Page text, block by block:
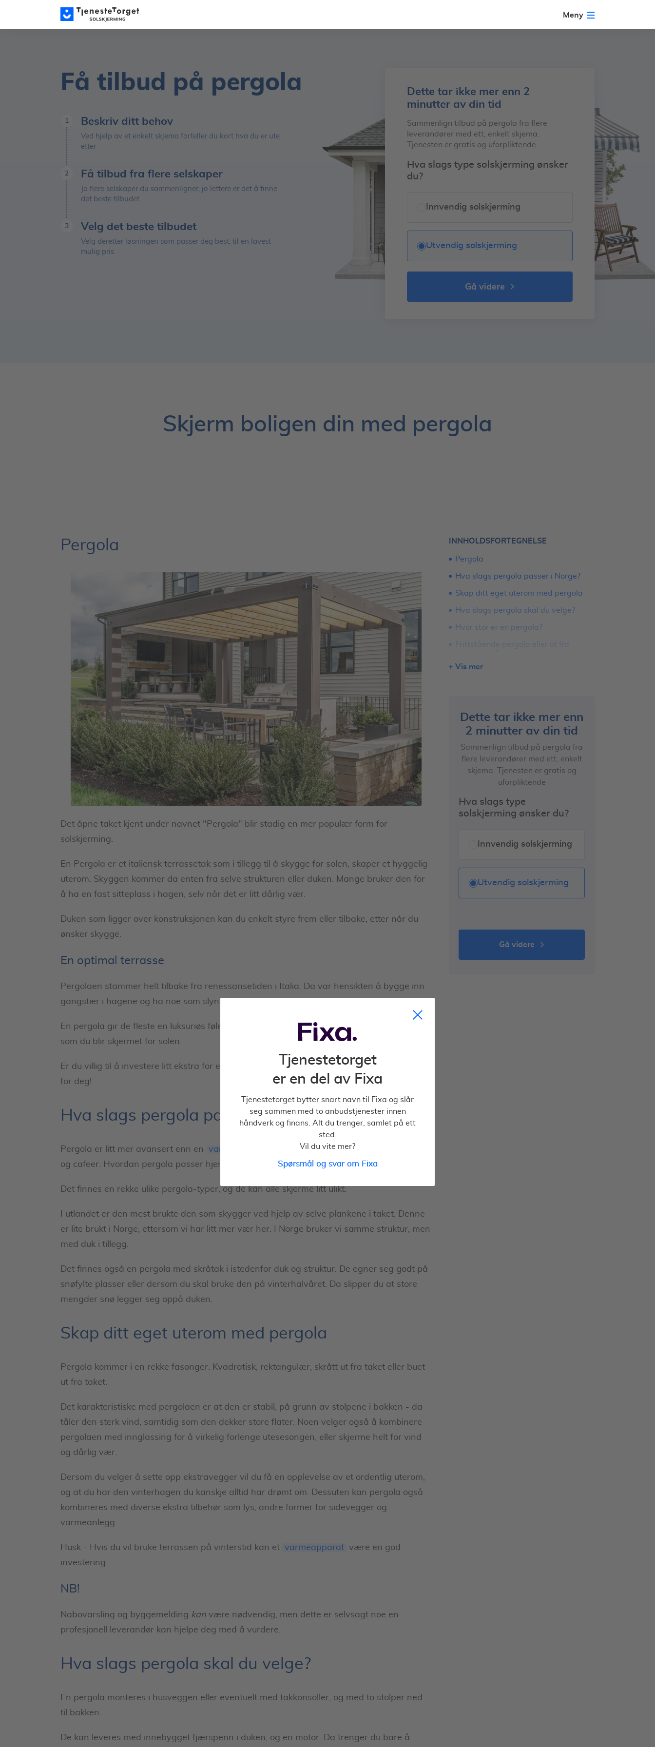
Meny
Få tilbud på pergola
1 Beskriv ditt behov
Ved hjelp av et enkelt skjema forteller du kort hva du er ute
etter
2 Få tilbud fra flere selskaper
Jo flere selskaper du sammenligner, jo lettere er det å finne
det beste tilbudet
3 Velg det beste tilbudet
Velg deretter løsningen som passer deg best, til en lavest
mulig pris
Dette tar ikke mer enn 2
minutter av din tid
Sammenlign tilbud på pergola fra flere
leverandører med ett, enkelt skjema.
Tjenesten er gratis og uforpliktende
Hva slags type solskjerming ønsker
du?
Innvendig solskjerming
Utvendig solskjerming
gå videre
Skjerm boligen din med pergola
Pergola
Det åpne taket kjent under navnet "Pergola" blir stadig en mer populær form for
solskjerming.
En Pergola er et italiensk terrassetak som i tillegg til å skygge for solen, skaper et hyggelig
uterom. Skyggen kommer da enten fra selve strukturen eller duken. Mange bruker den for
å ha en fast sitteplass i hagen, selv når det er litt dårlig vær.
Duken som ligger over konstruksjonen kan du enkelt styre frem eller tilbake, etter når du
ønsker skygge.
En optimal terrasse
Pergolaen stammer helt tilbake fra renessansetiden i Italia. Da var hensikten å bygge inn
gangstier i hagene og ha noe som slyngplanter kunne feste seg til.
En pergola gir de fleste en luksuriøs følelse, og frihetsfølelse - siden du kan se ut samtidig
som du blir skjermet for solen.
Er du villig til å investere litt ekstra for en optimal terrasse og hage? Da er en pergola noe
for deg!
Hva slags pergola passer i Norge?
Pergola er litt mer avansert enn en vanlig markise
, og er mye brukt ute på restauranter
og cafeer. Hvordan pergola passer hjemme?
Det finnes en rekke ulike pergola-typer, og de kan alle skjerme litt ulikt.
I utlandet er den mest brukte den som skygger ved hjelp av selve plankene i taket. Denne
er lite brukt i Norge, ettersom vi har litt mer vær her. I Norge bruker vi samme struktur, men
med duk i tillegg.
Det finnes også en pergola med skråtak i istedenfor duk og struktur. De egner seg godt på
snøfylte plasser eller dersom du skal bruke den på vinterhalvåret. Da slipper du at store
mengder snø legger seg oppå duken.
Skap ditt eget uterom med pergola
Pergola kommer i en rekke fasonger: Kvadratisk, rektangulær, skrått ut fra taket eller buet
ut fra taket.
Det karakteristiske med pergolaen er at den er stabil, på grunn av stolpene i bakken - da
tåler den sterk vind, samtidig som den dekker store flater. Noen velger også å kombinere
pergolaen med innglassing for å virkelig forlenge utesesongen, eller skjerme helt for vind
og dårlig vær.
Dersom du velger å sette opp ekstravegger vil du få en opplevelse av et ordentlig uterom,
og at du har den vinterhagen du kanskje alltid har drømt om. Dessuten kan pergola også
kombineres med diverse ekstra tilbehør som lys, andre former for sidevegger og
varmeanlegg.
Husk - Hvis du vil bruke terrassen på vinterstid kan et varmeapparat være en god
investering.
NB!
Nabovarsling og byggemelding kan være nødvendig, men dette er selvsagt noe en
profesjonell leverandør kan hjelpe deg med å vurdere.
Hva slags pergola skal du velge?
En pergola monteres i husveggen eller eventuelt med takkonsoller, og med to stolper ned
til bakken.
De kan leveres med innebygget fjærspenn i duken, og en motor. Da trenger du bare å
INNHOLDSFORTEGNELSE
Pergola
Hva slags pergola passer i Norge?
Skap ditt eget uterom med pergola
Hva slags pergola skal du velge?
Hvor stor er en pergola?
Frittstående pergola eller ut fra
Tre eller aluminiums konstruksjon?
ødelagte møbler
Tenk over hvor du bor
Pris på pergolaen
Motorisk og screens
Få gode tilbud
Vis mer
Dette tar ikke mer enn
2 minutter av din tid
Sammenlign tilbud på pergola fra
flere leverandører med ett, enkelt
skjema. Tjenesten er gratis og
uforpliktende
Hva slags type
solskjerming ønsker du?
Innvendig solskjerming
Utvendig solskjerming
gå videre
Tjenestetorget
er en del av Fixa
Tjenestetorget bytter snart navn til Fixa og slår
seg sammen med to anbudstjenester innen
håndverk og finans. Alt du trenger, samlet på ett
sted.
Vil du vite mer?
Spørsmål og svar om Fixa